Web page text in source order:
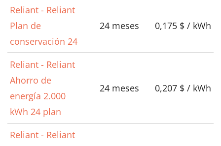
Reliant - Reliant
Plan de
conservación 24
24 meses 0,175 $ / kWh
Reliant - Reliant
Ahorro de
energía 2.000
kWh 24 plan
24 meses 0,207 $ / kWh
Reliant - Reliant